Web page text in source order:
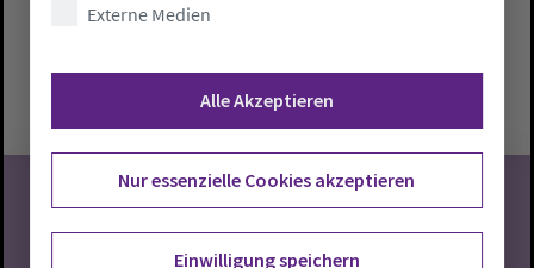
Rostrup:Katharina-Kirche
Freitag, 7.8.2026, 20 Uhr
Externe Medien
Alle Akzeptieren
Nur essenzielle Cookies akzeptieren
Einwilligung speichern